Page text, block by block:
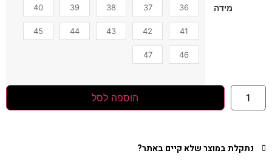
מידה 36
37
38
39
40
41
42
43
44
45
46
47
הוספה לסל
נתקלת במוצר שלא קיים באתר?